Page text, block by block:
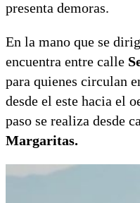
presenta demoras.
En la mano que se
encuentra entre calle
para quienes circulan
desde el este hacia el
paso se realiza desde
Margaritas.